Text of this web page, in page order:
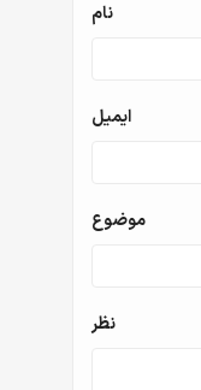
نام
ایمیل
موضوع
نظر